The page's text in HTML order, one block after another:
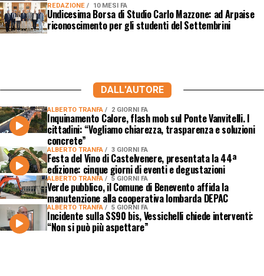
REDAZIONE 10 MESI FA
Undicesima Borsa di Studio Carlo Mazzone: ad Arpaise
riconoscimento per gli studenti del Settembrini
DALL'AUTORE
ALBERTO TRANFA 2 GIORNI FA
Inquinamento Calore, flash mob sul Ponte Vanvitelli. I
cittadini: “Vogliamo chiarezza, trasparenza e soluzioni
concrete”
ALBERTO TRANFA 3 GIORNI FA
Festa del Vino di Castelvenere, presentata la 44ª
edizione: cinque giorni di eventi e degustazioni
ALBERTO TRANFA 5 GIORNI FA
Verde pubblico, il Comune di Benevento affida la
manutenzione alla cooperativa lombarda DEPAC
ALBERTO TRANFA 5 GIORNI FA
Incidente sulla SS90 bis, Vessichelli chiede interventi:
“Non si può più aspettare”